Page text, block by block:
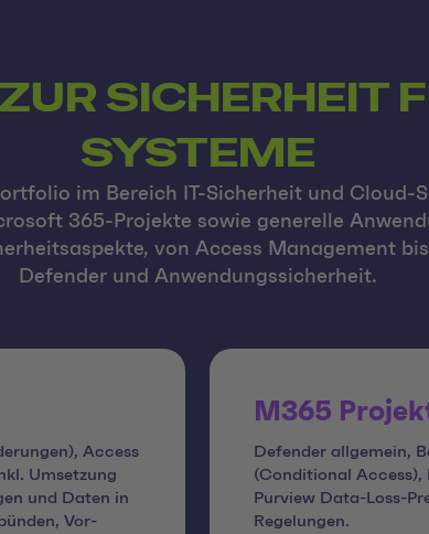
SICHERHEIT
SYSTEME
im Bereich IT-Sicherheit und Cloud-
365-Projekte sowie generelle
von Access Management
Defender und Anwendungssicherheit.
Access
Umsetzung
und Daten in
Vor-
M365
Defender allgemein,
(Conditional Access),
Purview Data-Loss-
Regelungen.